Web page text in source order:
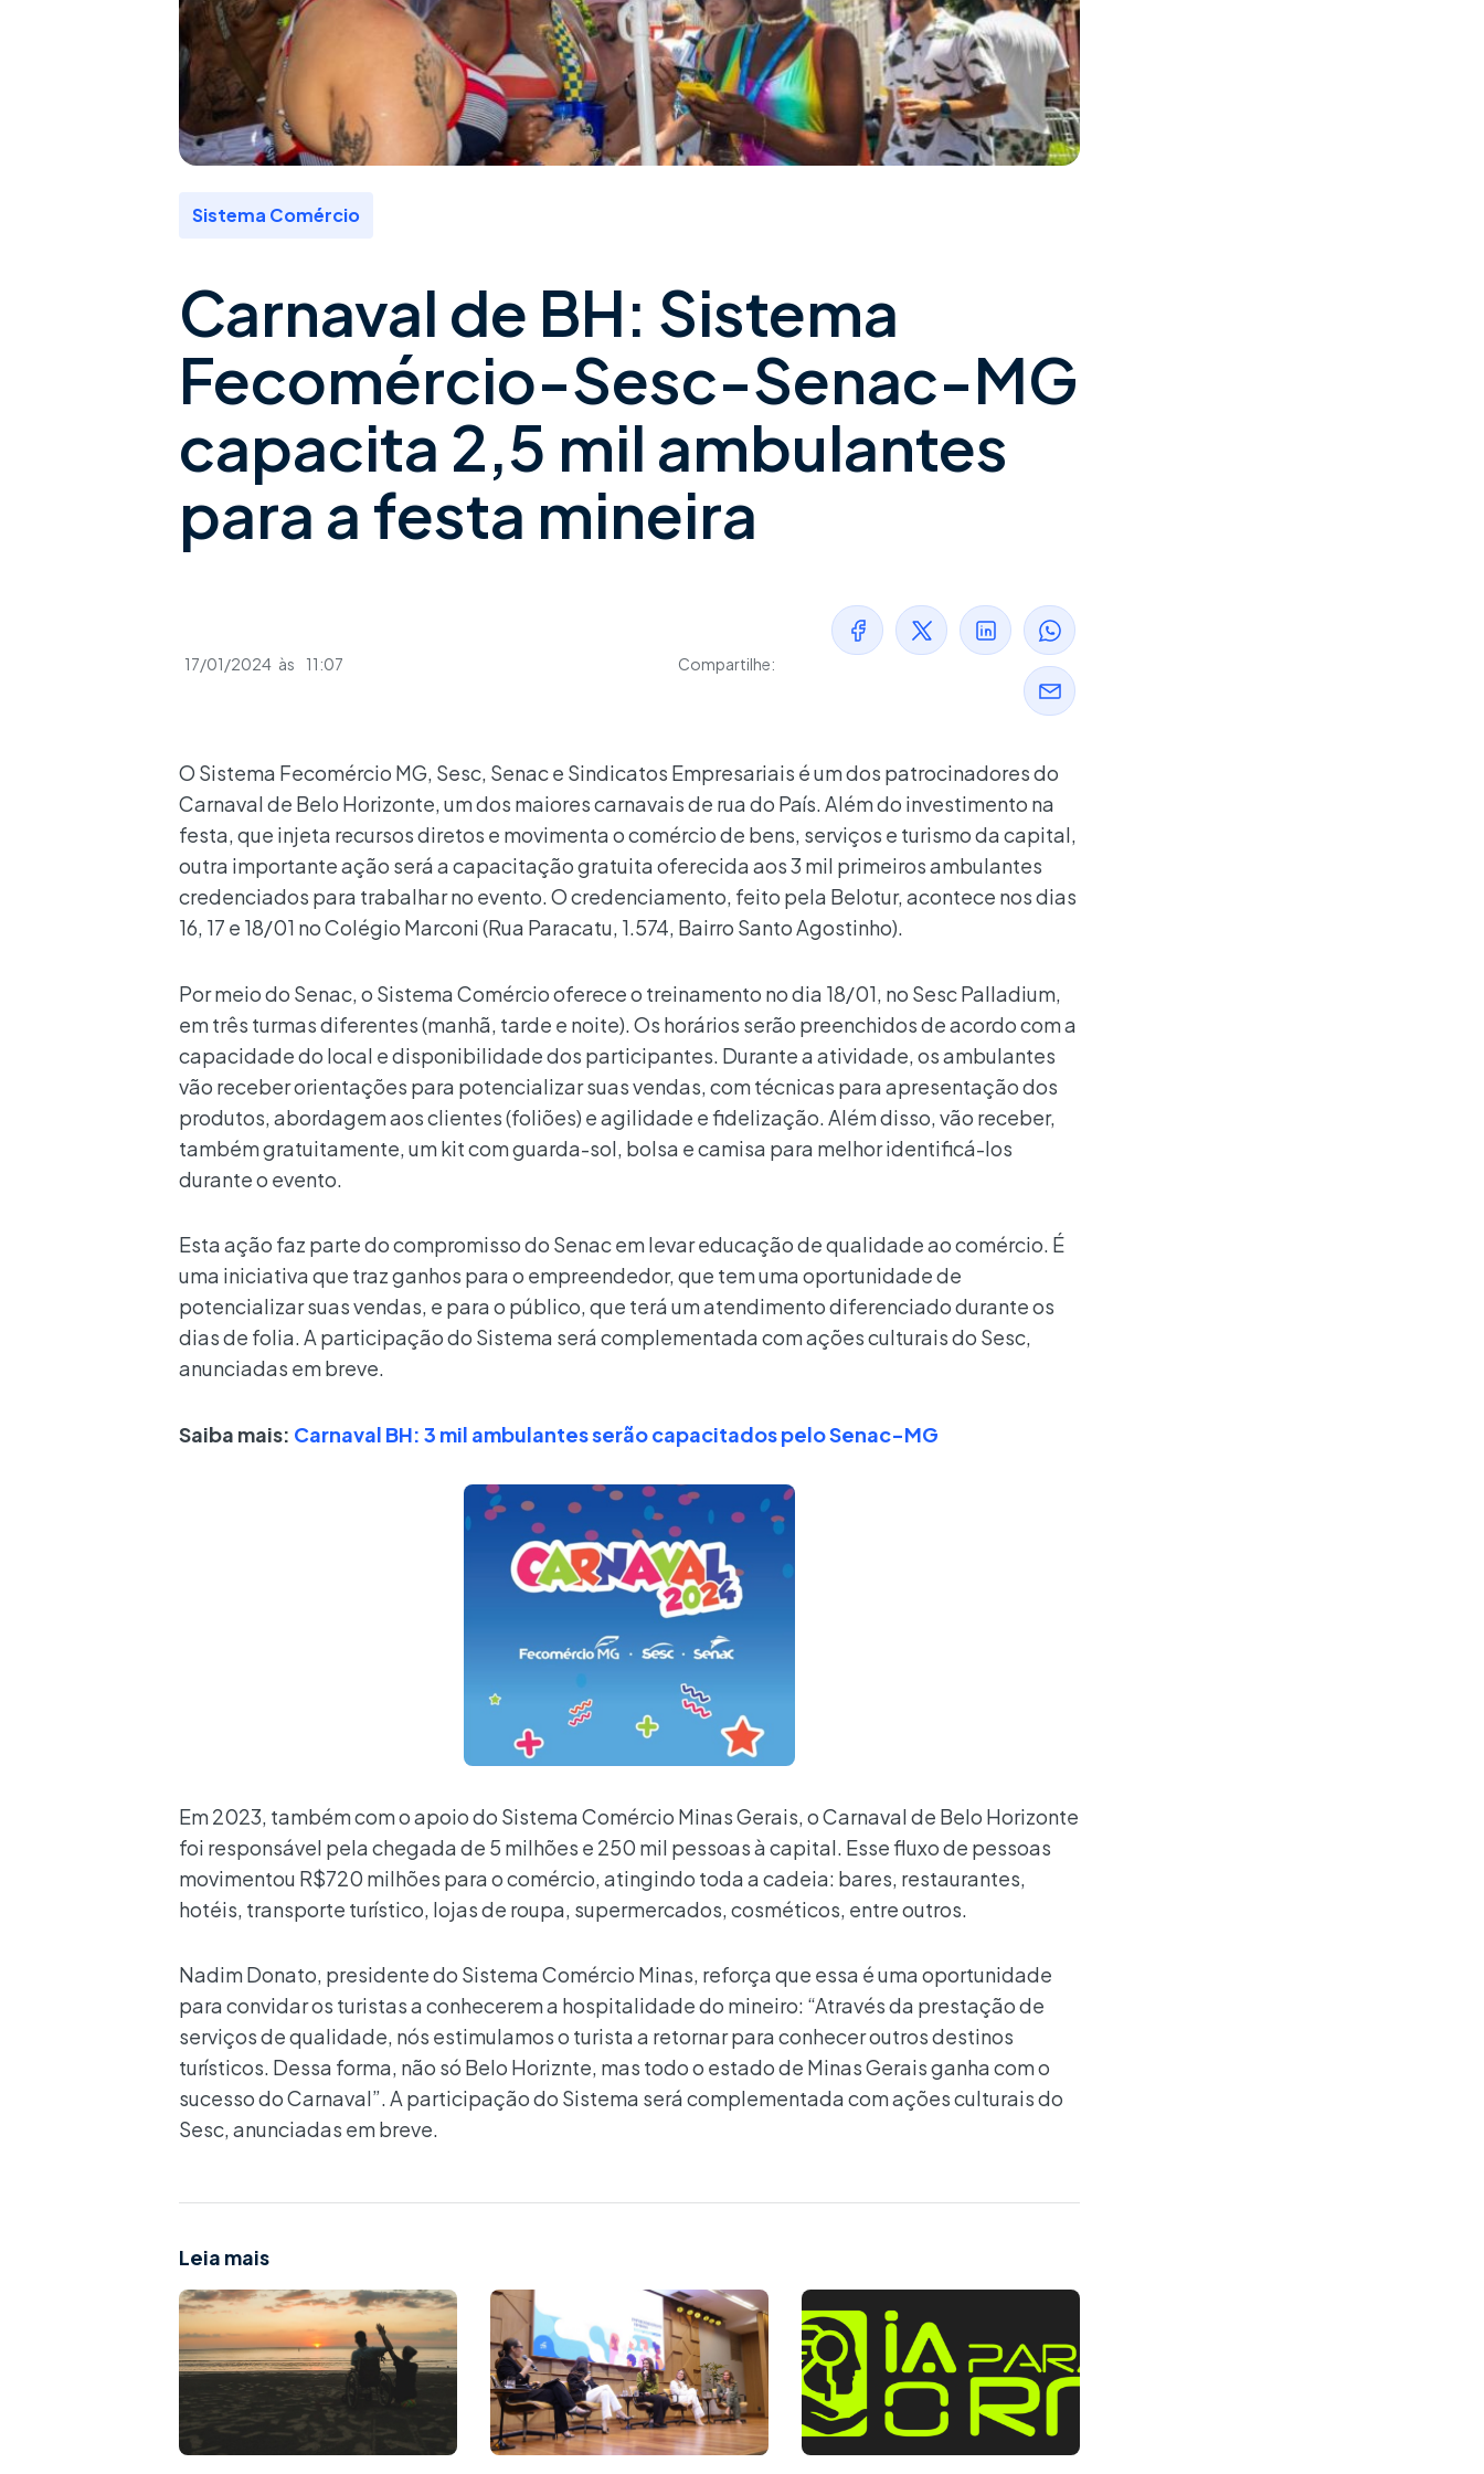
Sistema Comércio
Carnaval de BH: Sistema
Fecomércio-Sesc-Senac-MG
capacita 2,5 mil ambulantes
para a festa mineira
17/01/2024 às 11:07 Compartilhe:
O Sistema Fecomércio MG, Sesc, Senac e Sindicatos Empresariais é um dos patrocinadores do
Carnaval de Belo Horizonte, um dos maiores carnavais de rua do País. Além do investimento na
festa, que injeta recursos diretos e movimenta o comércio de bens, serviços e turismo da capital,
outra importante ação será a capacitação gratuita oferecida aos 3 mil primeiros ambulantes
credenciados para trabalhar no evento. O credenciamento, feito pela Belotur, acontece nos dias
16, 17 e 18/01 no Colégio Marconi (Rua Paracatu, 1.574, Bairro Santo Agostinho).
Por meio do Senac, o Sistema Comércio oferece o treinamento no dia 18/01, no Sesc Palladium,
em três turmas diferentes (manhã, tarde e noite). Os horários serão preenchidos de acordo com a
capacidade do local e disponibilidade dos participantes. Durante a atividade, os ambulantes
vão receber orientações para potencializar suas vendas, com técnicas para apresentação dos
produtos, abordagem aos clientes (foliões) e agilidade e fidelização. Além disso, vão receber,
também gratuitamente, um kit com guarda-sol, bolsa e camisa para melhor identificá-los
durante o evento.
Esta ação faz parte do compromisso do Senac em levar educação de qualidade ao comércio. É
uma iniciativa que traz ganhos para o empreendedor, que tem uma oportunidade de
potencializar suas vendas, e para o público, que terá um atendimento diferenciado durante os
dias de folia. A participação do Sistema será complementada com ações culturais do Sesc,
anunciadas em breve.
Saiba mais: Carnaval BH: 3 mil ambulantes serão capacitados pelo Senac-MG
Em 2023, também com o apoio do Sistema Comércio Minas Gerais, o Carnaval de Belo Horizonte
foi responsável pela chegada de 5 milhões e 250 mil pessoas à capital. Esse fluxo de pessoas
movimentou R$720 milhões para o comércio, atingindo toda a cadeia: bares, restaurantes,
hotéis, transporte turístico, lojas de roupa, supermercados, cosméticos, entre outros.
Nadim Donato, presidente do Sistema Comércio Minas, reforça que essa é uma oportunidade
para convidar os turistas a conhecerem a hospitalidade do mineiro: “Através da prestação de
serviços de qualidade, nós estimulamos o turista a retornar para conhecer outros destinos
turísticos. Dessa forma, não só Belo Horiznte, mas todo o estado de Minas Gerais ganha com o
sucesso do Carnaval”. A participação do Sistema será complementada com ações culturais do
Sesc, anunciadas em breve.
Leia mais